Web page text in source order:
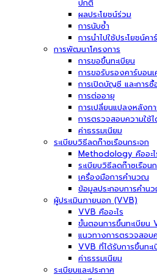
ปกติ
ผลประโยชน์ร่วม
การนับซ้ำ
การนำไปใช้ประโยชน์ค
การพัฒนาโครงการ
การขอขึ้นทะเบียน
การขอรับรองคาร์บอน
การเปิดบัญชี และการซื้
การต่ออายุ
การเปลี่ยนแปลงหลังกา
การตรวจสอบความใช้
ค่าธรรมเนียม
ระเบียบวิธีลดก๊าซเรือนกระจก
Methodology คืออะไ
ระเบียบวิธีลดก๊าซเรือน
เครื่องมือการคำนวณ
ข้อมูลประกอบการคำน
ผู้ประเมินภายนอก (VVB)
VVB คืออะไร
ขั้นตอนการขึ้นทะเบียน
แนวทางการตรวจสอบ
VVB ที่ได้รับการขึ้นทะเ
ค่าธรรมเนียม
ระเบียบและประกาศ